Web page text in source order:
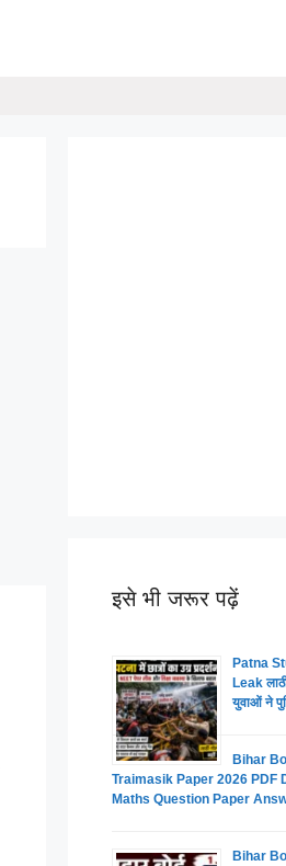
इसे भी जरूर पढ़ें
Patna
Leak
युवाओं ने
Bihar
Traimasik Paper 2026 PDF
Maths Question Paper
Bihar